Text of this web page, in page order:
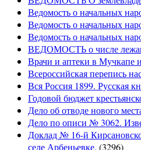
Ведомость о начальных
Ведомость о начальных
Ведомость о начальных
ВЕДОМОСТЬ о числе
Врачи и аптеки в Мучкапе
Всероссийская перепись
Вся Россия 1899. Русская
Годовой бюджет
Дело об отводе нового
Дело по описи № 3062.
Доклад № 16-й
селе Арбеньевке. (3296)